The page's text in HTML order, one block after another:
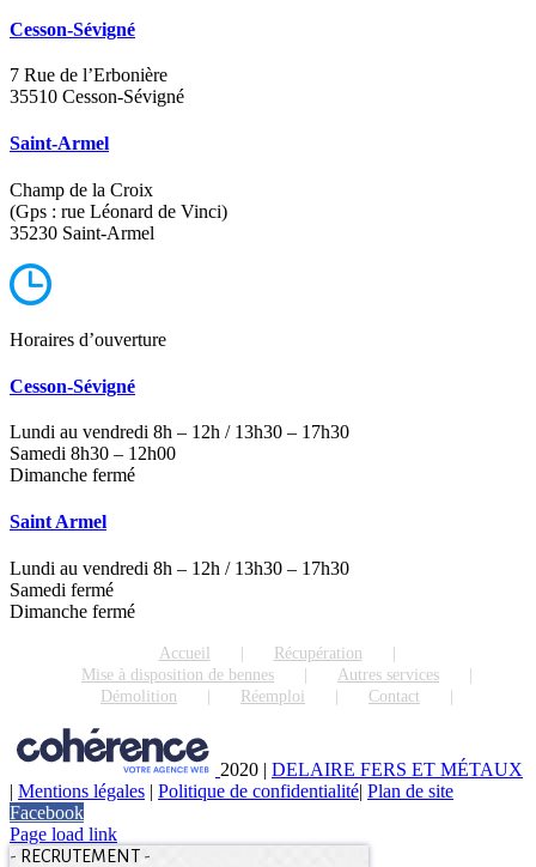
Cesson-Sévigné
7 Rue de l’Erbonière
35510 Cesson-Sévigné
Saint-Armel
Champ de la Croix
(Gps : rue Léonard de Vinci)
35230 Saint-Armel
Horaires d’ouverture
Cesson-Sévigné
Lundi au vendredi 8h – 12h / 13h30 – 17h30
Samedi 8h30 – 12h00
Dimanche fermé
Saint Armel
Lundi au vendredi 8h – 12h / 13h30 – 17h30
Samedi fermé
Dimanche fermé
Accueil
Récupération
Mise à disposition de bennes
Autres services
Démolition
Réemploi Contact
2020 | DELAIRE FERS ET MÉTAUX
| Mentions légales | Politique de confidentialité| Plan de site
Facebook
Page load link
- RECRUTEMENT -